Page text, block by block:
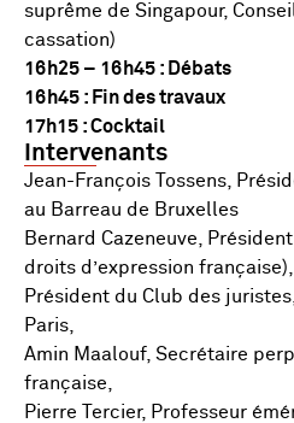
suprême de Singapour,
cassation)
16h25 – 16h45 : Débats
16h45 : Fin des travaux
17h15 : Cocktail
Intervenants
Jean-François Tossens,
au Barreau de Bruxelles
Bernard Cazeneuve,
droits d’expression
Président du Club des
Paris,
Amin Maalouf, Secrétaire
française,
Pierre Tercier, Professeur